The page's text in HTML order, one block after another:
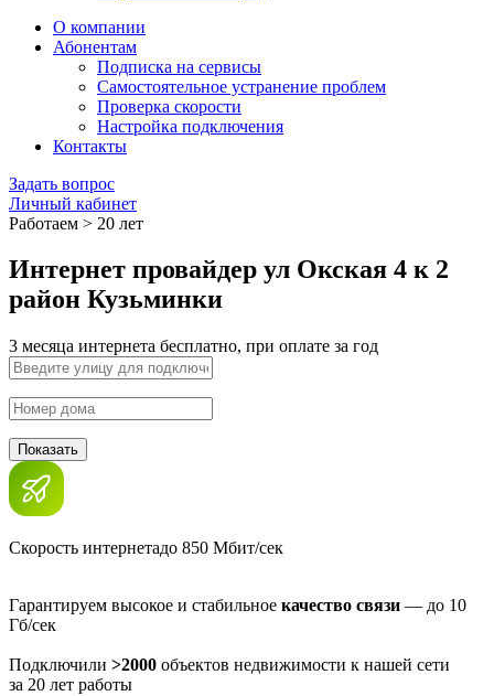
О компании
Абонентам
Подписка на сервисы
Самостоятельное устранение проблем
Проверка скорости
Настройка подключения
Контакты
Задать вопрос
Личный кабинет
Работаем > 20 лет
Интернет провайдер ул Окская 4 к 2
район Кузьминки
3 месяца интернета бесплатно, при оплате за год
Показать
Скорость интернетадо 850 Мбит/сек
Гарантируем высокое и стабильное качество связи — до 10
Гб/сек
Подключили >2000 объектов недвижимости к нашей сети
за 20 лет работы